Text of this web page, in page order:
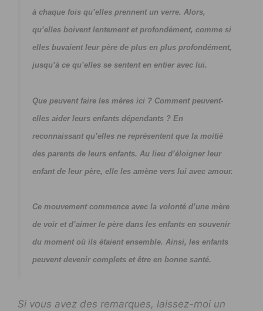
à chaque fois qu’elles prennent un verre. Alors,
qu’elles boivent lentement et profondément, comme si
elles buvaient leur père de plus en plus profondément,
jusqu’à ce qu’elles se sentent en entier avec lui.
Que peuvent faire les mères ici ? Comment peuvent-
elles aider leurs enfants dépendants ? En
reconnaissant qu’elles ne représentent que la moitié
des parents de leurs enfants. Au lieu d’éloigner leur
enfant de leur père, elle les amène vers lui avec amour.
Ce mouvement commence avec la volonté d’une mère
de voir et d’aimer le père dans les enfants en souvenir
du moment où ils étaient ensemble. Ainsi, les enfants
peuvent devenir complets et être en bonne santé.
Si vous avez des remarques, laissez-moi un